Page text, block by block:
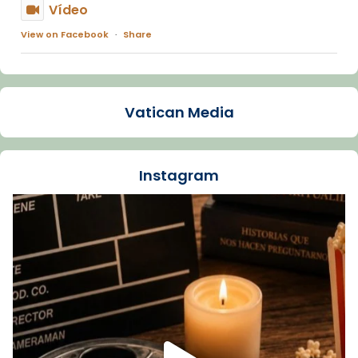
Vídeo
View on Facebook · Share
Arquebisbat de Barcelona
La Carmina va patir depressió. Fa gairebé
dos mesos, a l'Estadi Lluís Companys, la
Recupera l'entrevista comp
Vatican
tican News 👇
www.vaticannews.va/es/iglesia/news/2026-
07/carmina-historia-depresion-papa-viaje-
espana-testimoni...
Foto
View on Facebook · Share
Vatican Media
Instagram